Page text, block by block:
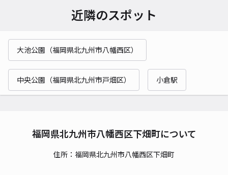
近隣のスポット
大池公園（福岡県北九州市八幡西区）
中央公園（福岡県北九州市戸畑区） 小倉駅
福岡県北九州市八幡西区下畑町について
住所：福岡県北九州市八幡西区下畑町